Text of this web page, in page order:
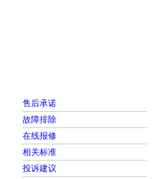
售后承诺
故障排除
在线报修
相关标准
投诉建议